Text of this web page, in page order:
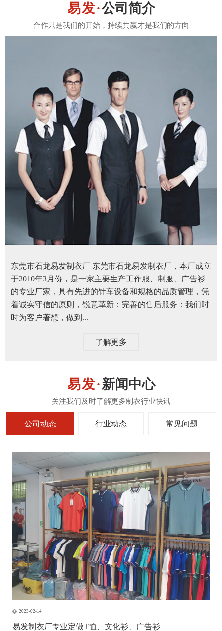
公司简介
东莞市石龙易发制衣厂 东莞市石龙易发制衣厂，本厂成立
于2010年3月份，是一家主要生产工作服、制服、广告衫
的专业厂家，具有先进的针车设备和规格的品质管理，凭
着诚实守信的原则，锐意革新：完善的售后服务：我们时
时为客户著想，做到...
了解更多
新闻中心
公司动态 行业动态 常见问题
2023-02-14
易发制衣厂专业定做T恤、文化衫、广告衫